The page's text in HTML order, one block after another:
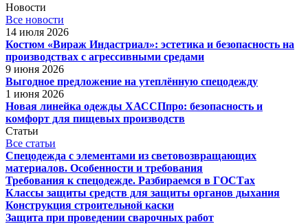
Новости
Все новости
14 июля 2026
Костюм «Вираж Индастриал»: эстетика и безопасность на
производствах с агрессивными средами
9 июня 2026
Выгодное предложение на утеплённую спецодежду
1 июня 2026
Новая линейка одежды ХАССПпро: безопасность и
комфорт для пищевых производств
Статьи
Все статьи
Спецодежда с элементами из световозвращающих
материалов. Особенности и требования
Требования к спецодежде. Разбираемся в ГОСТах
Классы защиты средств для защиты органов дыхания
Конструкция строительной каски
Защита при проведении сварочных работ